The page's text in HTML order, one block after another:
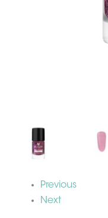
Previous
Next